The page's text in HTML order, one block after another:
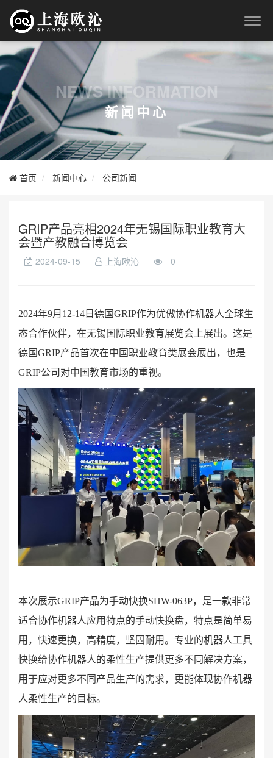
NEWS INFORMATION
新闻中心
首页 新闻中心 公司新闻
GRIP产品亮相2024年无锡国际职业教育大
会暨产教融合博览会
2024-09-15 上海欧沁 0
2024年9月12-14日德国GRIP作为优傲协作机器人全球生
态合作伙伴，在无锡国际职业教育展览会上展出。这是
德国GRIP产品首次在中国职业教育类展会展出，也是
GRIP公司对中国教育市场的重视。
本次展示GRIP产品为手动快换SHW-063P，是一款非常
适合协作机器人应用特点的手动快换盘，特点是简单易
用，快速更换，高精度，坚固耐用。专业的机器人工具
快换给协作机器人的柔性生产提供更多不同解决方案，
用于应对更多不同产品生产的需求，更能体现协作机器
人柔性生产的目标。